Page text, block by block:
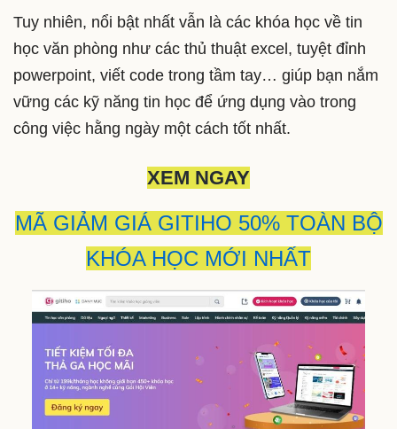
Tuy nhiên, nổi bật nhất vẫn là các khóa học về tin
học văn phòng như các thủ thuật excel, tuyệt đỉnh
powerpoint, viết code trong tầm tay… giúp bạn nắm
vững các kỹ năng tin học để ứng dụng vào trong
công việc hằng ngày một cách tốt nhất.
XEM NGAY
MÃ GIẢM GIÁ GITIHO 50% TOÀN BỘ
KHÓA HỌC MỚI NHẤT